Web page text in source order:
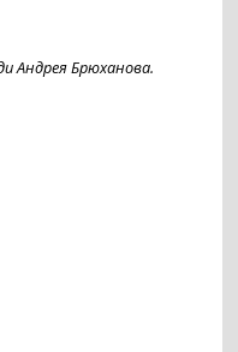
Андрея Брюханова.